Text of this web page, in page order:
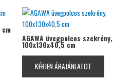
cm
AGAWA üvegpolcos szekrény,
100x130x40,5 cm
KÉRJEN ÁRAJÁNLATOT